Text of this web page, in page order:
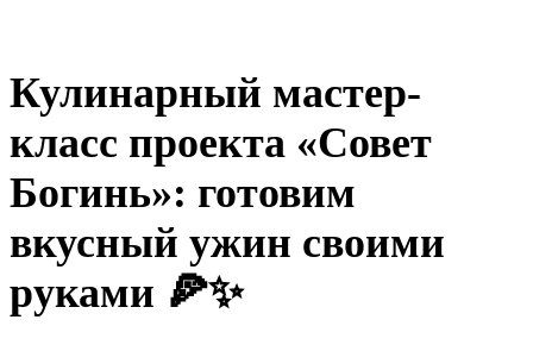
Кулинарный мастер-
класс проекта «Совет
Богинь»: готовим
вкусный ужин своими
руками 🍕✨